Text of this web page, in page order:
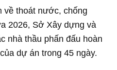
về thoát nước, chống
2026, Sở Xây dựng và
nhà thầu phấn đấu hoàn
dự án trong 45 ngày.